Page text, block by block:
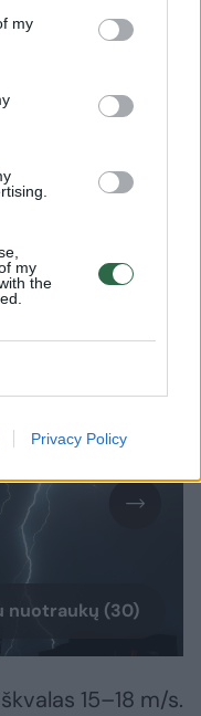
my
my
the
Privacy Policy
trumpas
LT.
nuotraukų (30)
15–18 m/s.